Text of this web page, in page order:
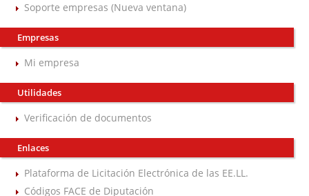
Soporte empresas (Nueva ventana)
Empresas
Mi empresa
Utilidades
Verificación de documentos
Enlaces
Plataforma de Licitación Electrónica de las EE.LL.
Códigos FACE de Diputación